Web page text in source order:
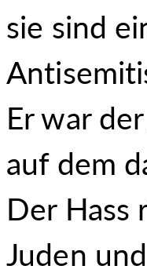
sie sind
Er war
auf dem
Der Hass
Juden